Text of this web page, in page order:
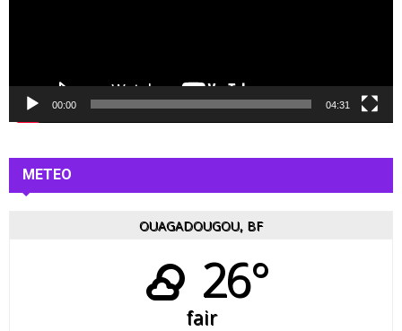
d
o
00:00 04:31
METEO
OUAGADOUGOU, BF
26°
fair